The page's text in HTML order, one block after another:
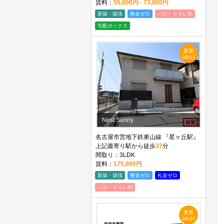
賃料： 55,000円 - 73,000円
新築・築浅 敷金ゼロ バス・トイレ別
宅配ボックス
更新
08/07
Nest Sunny
名古屋市営地下鉄東山線 『星ヶ丘駅』
上記最寄り駅から徒歩37分
間取り：3LDK
賃料： 175,000円
新築・築浅 敷金ゼロ 礼金ゼロ
バス・トイレ別
更新
08/07